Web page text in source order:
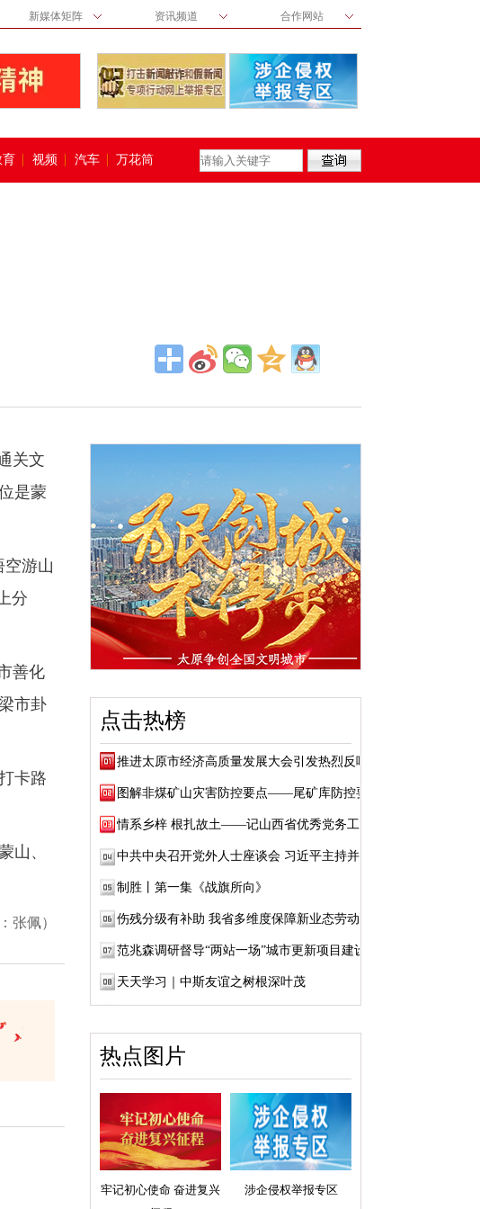
新媒体矩阵 资讯频道 合作网站
育 视频 汽车 万花筒
关文
是蒙
游山
分
善化
市卦
卡路
山、
张佩）
点击热榜
推进太原市经济高质量发展大会引发热烈反响
图解非煤矿山灾害防控要点——尾矿库防控要点
情系乡梓 根扎故土——记山西省优秀党务工作...
中共中央召开党外人士座谈会 习近平主持并发...
制胜丨第一集《战旗所向》
伤残分级有补助 我省多维度保障新业态劳动者...
范兆森调研督导“两站一场”城市更新项目建设
天天学习｜中斯友谊之树根深叶茂
热点图片
牢记初心使命 奋进复兴
涉企侵权举报专区